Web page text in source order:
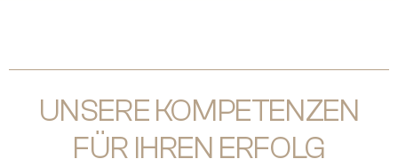
UNSERE KOMPETENZEN
FÜR IHREN ERFOLG